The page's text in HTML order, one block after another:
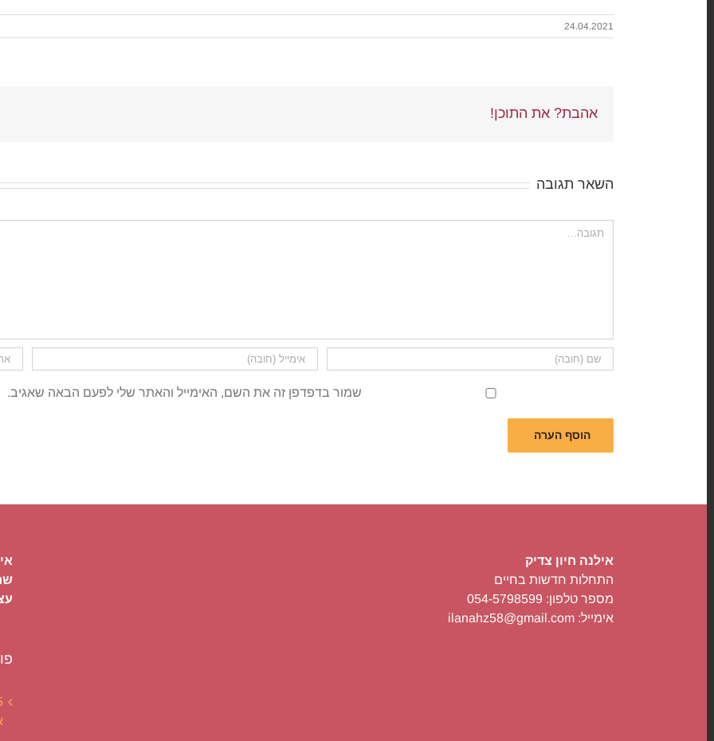
24.04.2021
אהבת? את התוכן!
השאר תגובה
הערה
שמור בדפדפן זה את השם, האימייל והאתר שלי לפעם הבאה שאגיב.
אילנה חיון צדיק
התחלות חדשות בחיים
מספר טלפון: 054-5798599
אימייל: ilanahz58@gmail.com